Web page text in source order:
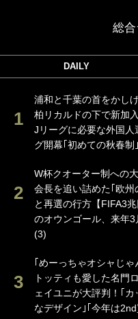
総
DAILY
浦和と千葉の首をかし
柏リカルドの下で新加
Jリーグに必要な外国人
グ開幕｢初めての秋春制
W杯クオーター制への
会長を追い詰めた｢欧州
と再選の行方【FIFA3
のオウンゴール、来年3
(3)
｢めーっちゃオシャじ
トッティも愛した名門
ェイユニが大評判！｢カ
なデザイン｣｢今年は